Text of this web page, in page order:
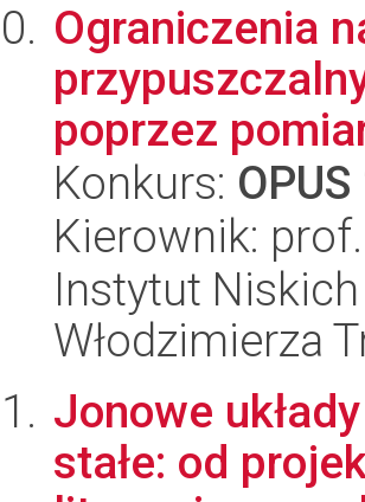
Ograniczenia
poprzez
Konkurs:
Kierownik:
Instytut
Włodzimierza
Jonowe
stałe: od